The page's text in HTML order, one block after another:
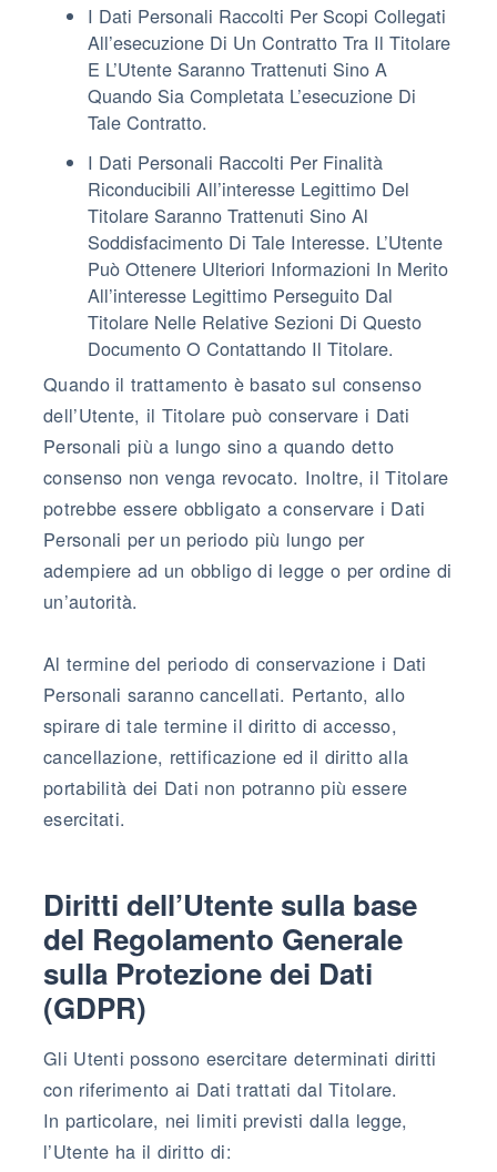
I Dati Personali Raccolti Per Scopi Collegati
All’esecuzione Di Un Contratto Tra Il Titolare
E L’Utente Saranno Trattenuti Sino A
Quando Sia Completata L’esecuzione Di
Tale Contratto.
I Dati Personali Raccolti Per Finalità
Riconducibili All’interesse Legittimo Del
Titolare Saranno Trattenuti Sino Al
Soddisfacimento Di Tale Interesse. L’Utente
Può Ottenere Ulteriori Informazioni In Merito
All’interesse Legittimo Perseguito Dal
Titolare Nelle Relative Sezioni Di Questo
Documento O Contattando Il Titolare.
Quando il trattamento è basato sul consenso
dell’Utente, il Titolare può conservare i Dati
Personali più a lungo sino a quando detto
consenso non venga revocato. Inoltre, il Titolare
potrebbe essere obbligato a conservare i Dati
Personali per un periodo più lungo per
adempiere ad un obbligo di legge o per ordine di
un’autorità.
Al termine del periodo di conservazione i Dati
Personali saranno cancellati. Pertanto, allo
spirare di tale termine il diritto di accesso,
cancellazione, rettificazione ed il diritto alla
portabilità dei Dati non potranno più essere
esercitati.
Diritti dell’Utente sulla base
del Regolamento Generale
sulla Protezione dei Dati
(GDPR)
Gli Utenti possono esercitare determinati diritti
con riferimento ai Dati trattati dal Titolare.
In particolare, nei limiti previsti dalla legge,
l’Utente ha il diritto di: